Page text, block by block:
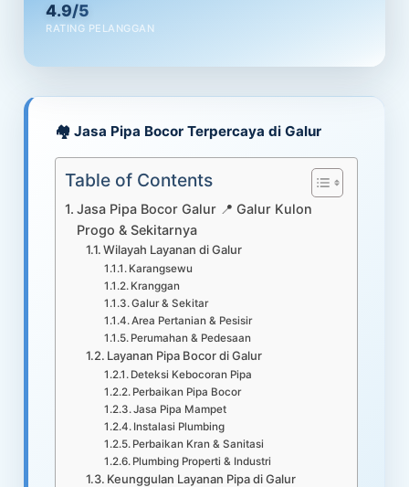
4.9/5
RATING PELANGGAN
🏘️ Jasa Pipa Bocor Terpercaya di Galur
Table of Contents
Jasa Pipa Bocor Galur 📍 Galur Kulon
Progo & Sekitarnya
Wilayah Layanan di Galur
Karangsewu
Kranggan
Galur & Sekitar
Area Pertanian & Pesisir
Perumahan & Pedesaan
Layanan Pipa Bocor di Galur
Deteksi Kebocoran Pipa
Perbaikan Pipa Bocor
Jasa Pipa Mampet
Instalasi Plumbing
Perbaikan Kran & Sanitasi
Plumbing Properti & Industri
Keunggulan Layanan Pipa di Galur